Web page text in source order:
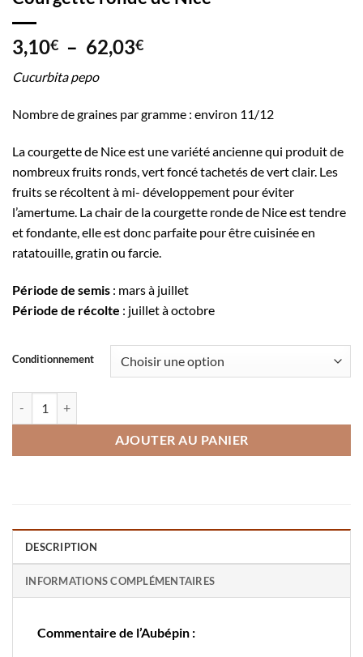
3,10€ – 62,03€Plage
à
62,03€
Cucurbita pepo
Nombre de graines par gramme : environ 11/12
La courgette de Nice est une variété ancienne qui produit de
nombreux fruits ronds, vert foncé tachetés de vert clair. Les
fruits se récoltent à mi- développement pour éviter
l’amertume. La chair de la courgette ronde de Nice est tendre
et fondante, elle est donc parfaite pour être cuisinée en
ratatouille, gratin ou farcie.
Période de semis : mars à juillet
Période de récolte : juillet à octobre
Conditionnement
AJOUTER AU PANIER
DESCRIPTION
INFORMATIONS COMPLÉMENTAIRES
Commentaire de l’Aubépin :